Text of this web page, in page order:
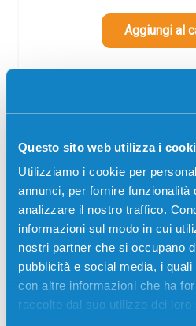
Questo sito web utilizza i
Utilizziamo i cookie per
annunci, per fornire funzionalità
analizzare il nostro traffico.
informazioni sul modo in cui
nostri partner che si occupano
pubblicità e social media, i
con altre informazioni che ha
raccolto dal suo utilizzo dei loro
Aggiungi al
Più acquisti, più risparmi: Visita
visualizzare